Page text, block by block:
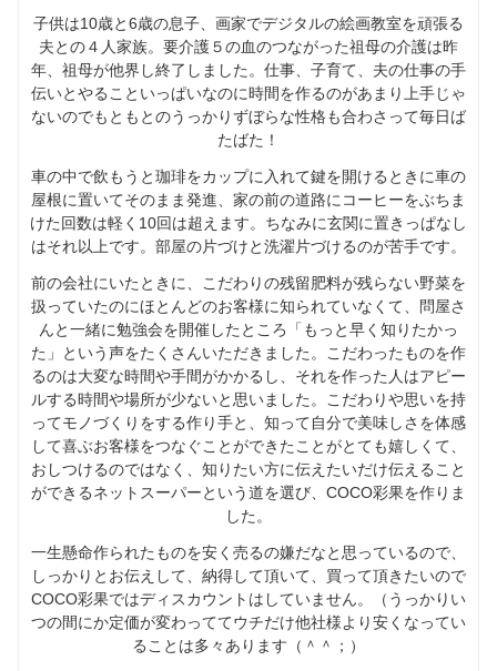
子供は10歳と6歳の息子、画家でデジタルの絵画教室を頑張る
夫との４人家族。要介護５の血のつながった祖母の介護は昨
年、祖母が他界し終了しました。仕事、子育て、夫の仕事の手
伝いとやることいっぱいなのに時間を作るのがあまり上手じゃ
ないのでもともとのうっかりずぼらな性格も合わさって毎日ば
たばた！
車の中で飲もうと珈琲をカップに入れて鍵を開けるときに車の
屋根に置いてそのまま発進、家の前の道路にコーヒーをぶちま
けた回数は軽く10回は超えます。ちなみに玄関に置きっぱなし
はそれ以上です。部屋の片づけと洗濯片づけるのが苦手です。
前の会社にいたときに、こだわりの残留肥料が残らない野菜を
扱っていたのにほとんどのお客様に知られていなくて、問屋さ
んと一緒に勉強会を開催したところ「もっと早く知りたかっ
た」という声をたくさんいただきました。こだわったものを作
るのは大変な時間や手間がかかるし、それを作った人はアピー
ルする時間や場所が少ないと思いました。こだわりや思いを持
ってモノづくりをする作り手と、知って自分で美味しさを体感
して喜ぶお客様をつなぐことができたことがとても嬉しくて、
おしつけるのではなく、知りたい方に伝えたいだけ伝えること
ができるネットスーパーという道を選び、COCO彩果を作りま
した。
一生懸命作られたものを安く売るの嫌だなと思っているので、
しっかりとお伝えして、納得して頂いて、買って頂きたいので
COCO彩果ではディスカウントはしていません。（うっかりい
つの間にか定価が変わっててウチだけ他社様より安くなってい
ることは多々あります（＾＾；）